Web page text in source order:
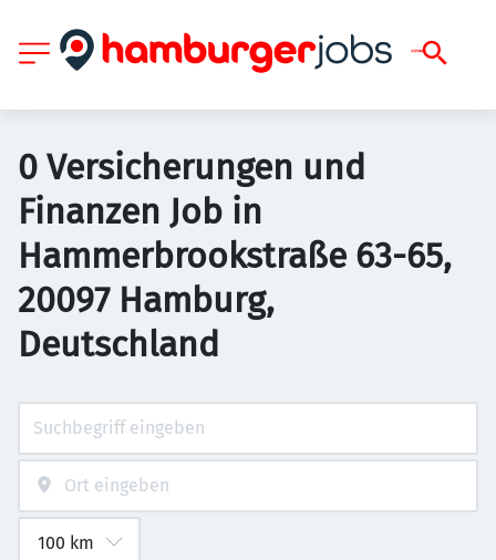
0 Versicherungen und
Finanzen Job in
Hammerbrookstraße 63-65,
20097 Hamburg,
Deutschland